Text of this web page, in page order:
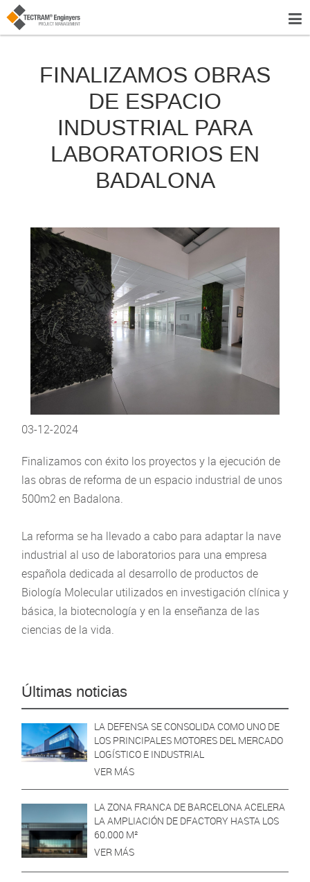
FINALIZAMOS OBRAS
DE ESPACIO
INDUSTRIAL PARA
LABORATORIOS EN
BADALONA
03-12-2024
Finalizamos con éxito los proyectos y la ejecución de
las obras de reforma de un espacio industrial de unos
500m2 en Badalona.
La reforma se ha llevado a cabo para adaptar la nave
industrial al uso de laboratorios para una empresa
española dedicada al desarrollo de productos de
Biología Molecular utilizados en investigación clínica y
básica, la biotecnología y en la enseñanza de las
ciencias de la vida.
Últimas noticias
LA DEFENSA SE CONSOLIDA COMO UNO DE
LOS PRINCIPALES MOTORES DEL MERCADO
LOGÍSTICO E INDUSTRIAL
VER MÁS
LA ZONA FRANCA DE BARCELONA ACELERA
LA AMPLIACIÓN DE DFACTORY HASTA LOS
60.000 M²
VER MÁS